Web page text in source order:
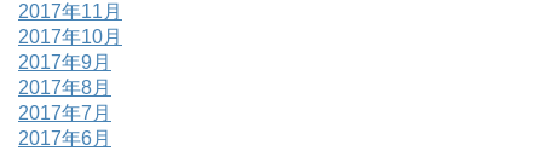
2017年11月
2017年10月
2017年9月
2017年8月
2017年7月
2017年6月